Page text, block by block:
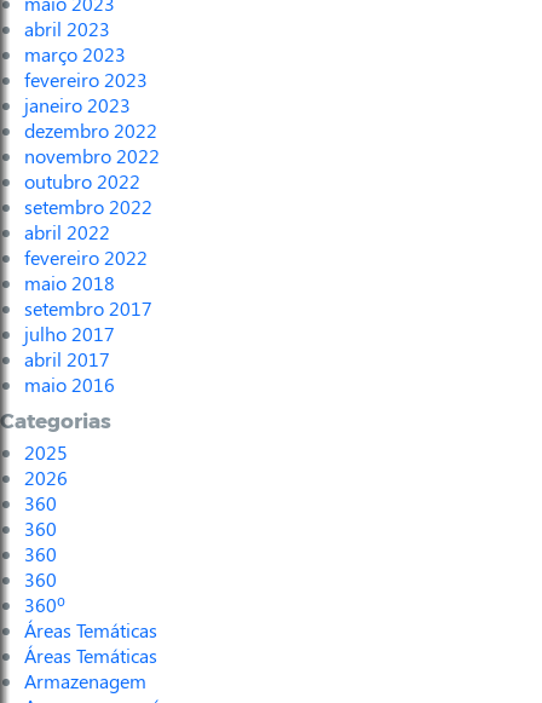
abril 2023
março 2023
fevereiro 2023
janeiro 2023
dezembro 2022
novembro 2022
outubro 2022
setembro 2022
abril 2022
fevereiro 2022
maio 2018
setembro 2017
julho 2017
abril 2017
maio 2016
Categorias
2025
2026
360
360
360
360
360º
Áreas Temáticas
Áreas Temáticas
Armazenagem